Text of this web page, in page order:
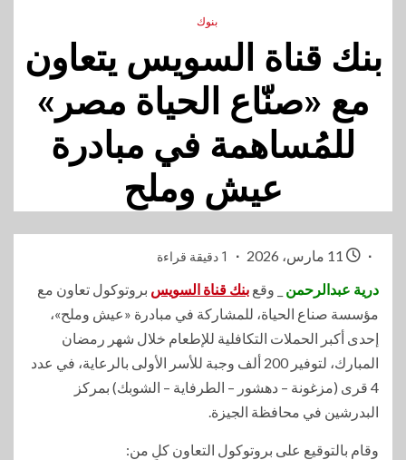
بنوك
بنك قناة السويس يتعاون
مع «صنّاع الحياة مصر»
للمُساهمة في مبادرة
عيش وملح
1 دقيقة قراءة
درية عبدالرحمن _ وقع بنك قناة السويس بروتوكول تعاون مع
مؤسسة صناع الحياة، للمشاركة في مبادرة «عيش وملح»،
إحدى أكبر الحملات التكافلية للإطعام خلال شهر رمضان
المبارك، لتوفير 200 ألف وجبة للأسر الأولى بالرعاية، في عدد
4 قرى (مزغونة – دهشور – الطرفاية – الشوبك) بمركز
البدرشين في محافظة الجيزة.
وقام بالتوقيع على بروتوكول التعاون كلٍ من: